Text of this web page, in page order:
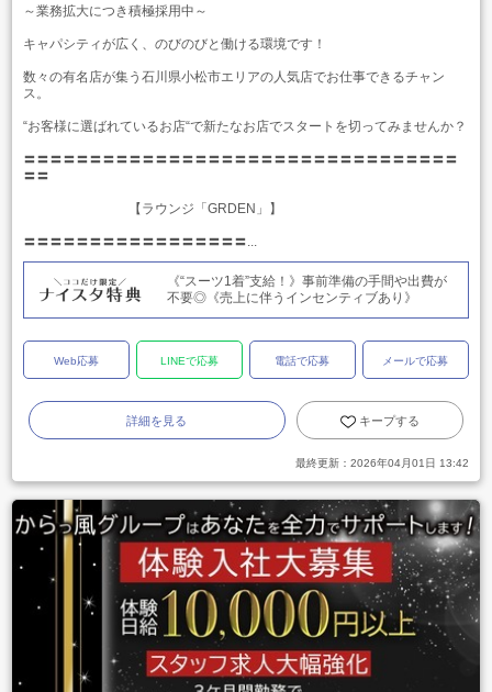
～業務拡大につき積極採用中～
キャパシティが広く、のびのびと働ける環境です！
数々の有名店が集う石川県小松市エリアの人気店でお仕事できるチャン
ス。
“お客様に選ばれているお店“で新たなお店でスタートを切ってみませんか？
〓〓〓〓〓〓〓〓〓〓〓〓〓〓〓〓〓〓〓〓〓〓〓〓〓〓〓〓〓〓〓〓〓
〓〓
【ラウンジ「GRDEN」】
〓〓〓〓〓〓〓〓〓〓〓〓〓〓〓〓〓...
《“スーツ1着”支給！》事前準備の手間や出費が
不要◎《売上に伴うインセンティブあり》
Web応募 LINEで応募 電話で応募 メールで応募
詳細を見る キープする
最終更新： 2026年04月01日 13:42